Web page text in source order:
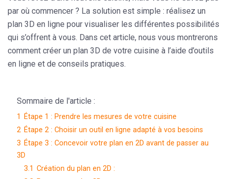
par où commencer ? La solution est simple : réalisez un
plan 3D en ligne pour visualiser les différentes possibilités
qui s’offrent à vous. Dans cet article, nous vous montrerons
comment créer un plan 3D de votre cuisine à l’aide d’outils
en ligne et de conseils pratiques.
Sommaire de l'article :
1
Étape 1 : Prendre les mesures de votre cuisine
2 Étape 2 : Choisir un outil en ligne adapté à vos besoins
3 Étape 3 : Concevoir votre plan en 2D avant de passer au
3D
3.1 Création du plan en 2D :